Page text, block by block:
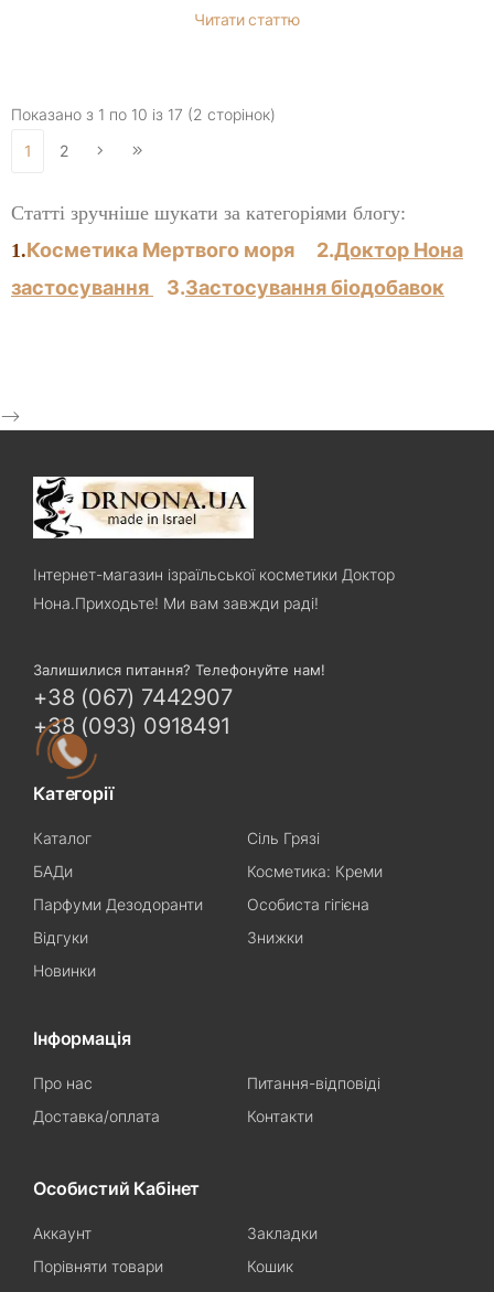
Читати статтю
Показано з 1 по 10 із 17 (2 сторінок)
1
2
Статті зручніше шукати за категоріями блогу:
1.Косметика Мертвого моря 2.Доктор Нона
застосування
3.Застосування біодобавок
-->
Інтернет-магазин ізраїльської косметики Доктор
Нона.Приходьте! Ми вам завжди раді!
Залишилися питання? Телефонуйте нам!
+38 (067) 7442907
+38 (093) 0918491
Категорії
Каталог
Сіль Грязі
БАДи
Косметика: Креми
Парфуми Дезодоранти
Особиста гігієна
Відгуки
Знижки
Новинки
Інформація
Про нас
Питання-відповіді
Доставка/оплата
Контакти
Особистий Кабінет
Аккаунт
Закладки
Порівняти товари
Кошик